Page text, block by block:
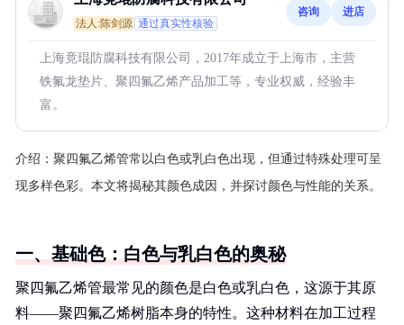
法人:陈剑源 通过真实性核验
咨询 进店
上海竟琨防腐科技有限公司，2017年成立于上海市，主营
铁氟龙垫片、聚四氟乙烯产品加工等，专业权威，经验丰
富。
介绍： 聚四氟乙烯管常以白色或乳白色出现，但通过特殊处理可呈
现多样色彩。本文将揭秘其颜色成因，并探讨颜色与性能的关系。
一、基础色：白色与乳白色的奥秘
聚四氟乙烯管最常见的颜色是白色或乳白色，这源于其原
料——聚四氟乙烯树脂本身的特性。这种材料在加工过程